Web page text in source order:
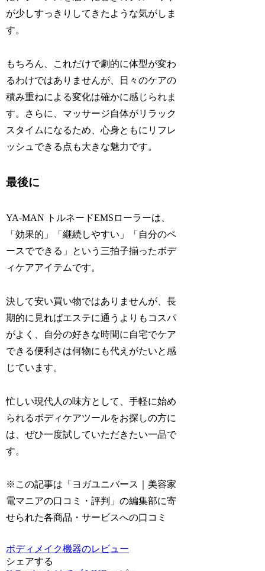
が少しすっきりしてきたような気がしま
す。
もちろん、これだけで劇的に体型が変わ
るわけではありませんが、日々のケアの
積み重ねによる変化は確かに感じられま
す。さらに、マッサージ自体がリラック
スタイムになるため、心身ともにリフレ
ッシュできる点も大きな魅力です。
最後に
YA-MAN トルネードEMSローラーは、
「効果的」「継続しやすい」「自分のペ
ースでできる」という三拍子揃ったボデ
ィケアアイテムです。
決して安い買い物ではありませんが、長
期的に見ればエステに通うよりもコスパ
がよく、自分の好きな時間に自宅でケア
できる便利さは何物にも代えがたいと感
じています。
忙しい現代人の味方として、手軽に始め
られるボディケアツールをお探しの方に
は、ぜひ一度試していただきたい一品で
す。
※この記事は「ヨガユニバース｜美容家
電マニアの口コミ・評判」の編集部に寄
せられた各商品・サービスへの口コミ
ボディメイク機器のレビュー
シェアする